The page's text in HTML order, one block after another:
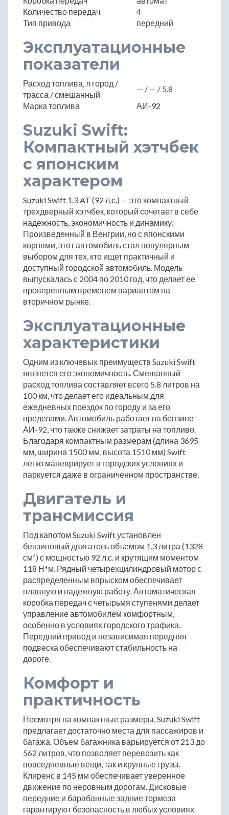
Количество передач
4
Тип привода
передний
Эксплуатационные
показатели
Расход топлива, л город /
трасса / смешанный
— / — / 5.8
Марка топлива
АИ-92
Suzuki Swift:
Компактный хэтчбек
с японским
характером
Suzuki Swift 1.3 AT (92 л.с.) — это компактный
трехдверный хэтчбек, который сочетает в себе
надежность, экономичность и динамику.
Произведенный в Венгрии, но с японскими
корнями, этот автомобиль стал популярным
выбором для тех, кто ищет практичный и
доступный городской автомобиль. Модель
выпускалась с 2004 по 2010 год, что делает ее
проверенным временем вариантом на
вторичном рынке.
Эксплуатационные
характеристики
Одним из ключевых преимуществ Suzuki Swift
является его экономичность. Смешанный
расход топлива составляет всего 5.8 литров на
100 км, что делает его идеальным для
ежедневных поездок по городу и за его
пределами. Автомобиль работает на бензине
АИ-92, что также снижает затраты на топливо.
Благодаря компактным размерам (длина 3695
мм, ширина 1500 мм, высота 1510 мм) Swift
легко маневрирует в городских условиях и
паркуется даже в ограниченном пространстве.
Двигатель и
трансмиссия
Под капотом Suzuki Swift установлен
бензиновый двигатель объемом 1.3 литра (1328
см³) с мощностью 92 л.с. и крутящим моментом
118 Н*м. Рядный четырехцилиндровый мотор с
распределенным впрыском обеспечивает
плавную и надежную работу. Автоматическая
коробка передач с четырьмя ступенями делает
управление автомобилем комфортным,
особенно в условиях городского трафика.
Передний привод и независимая передняя
подвеска обеспечивают стабильность на
дороге.
Комфорт и
практичность
Несмотря на компактные размеры, Suzuki Swift
предлагает достаточно места для пассажиров и
багажа. Объем багажника варьируется от 213 до
562 литров, что позволяет перевозить как
повседневные вещи, так и крупные грузы.
Клиренс в 145 мм обеспечивает уверенное
движение по неровным дорогам. Дисковые
передние и барабанные задние тормоза
гарантируют безопасность в любых условиях.